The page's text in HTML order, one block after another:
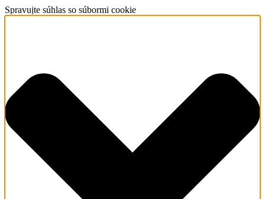
Spravujte súhlas so súbormi cookie